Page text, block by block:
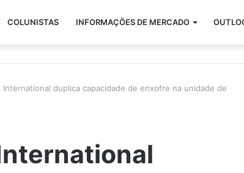
COLUNISTAS INFORMAÇÕES DE MERCADO
International duplica capacidade de enxofre na unidade de